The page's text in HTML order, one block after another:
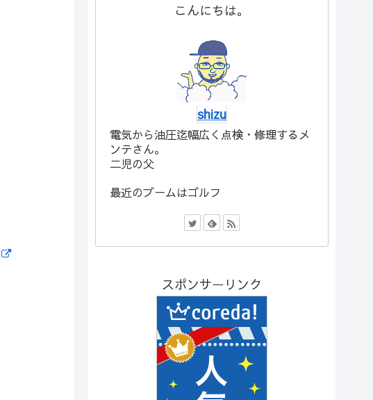
こんにちは。
shizu
電気から油圧迄幅広く点検・修理するメ
ンテさん。
二児の父
最近のブームはゴルフ
スポンサーリンク